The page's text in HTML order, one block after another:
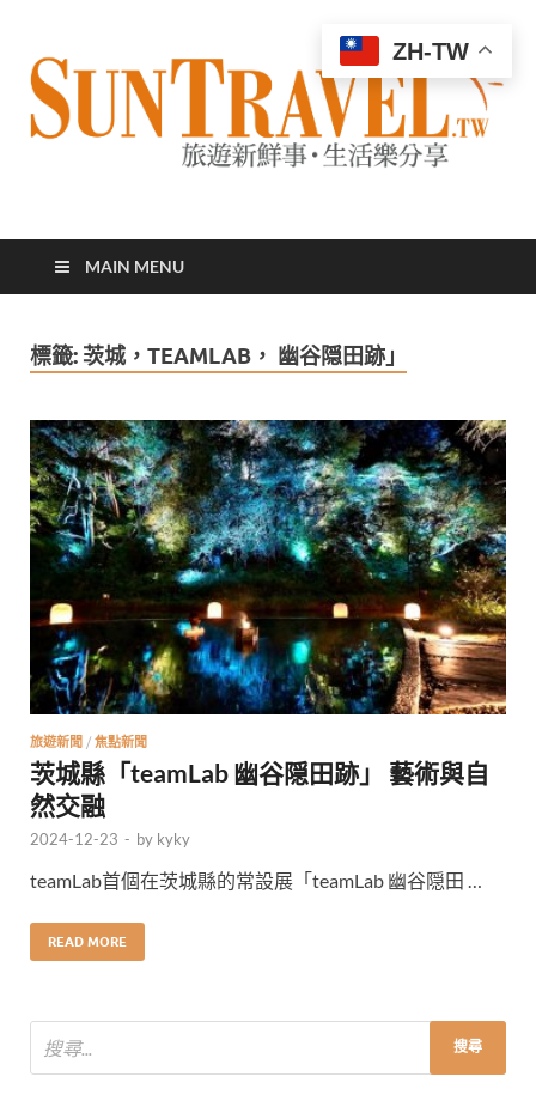
太陽網
MAIN MENU
標籤: 茨城，TEAMLAB， 幽谷隠田跡」
旅遊新聞 / 焦點新聞
茨城縣「teamLab 幽谷隠田跡」 藝術與自
然交融
2024-12-23 - by kyky
teamLab首個在茨城縣的常設展「teamLab 幽谷隠田 …
READ MORE
ZH-TW